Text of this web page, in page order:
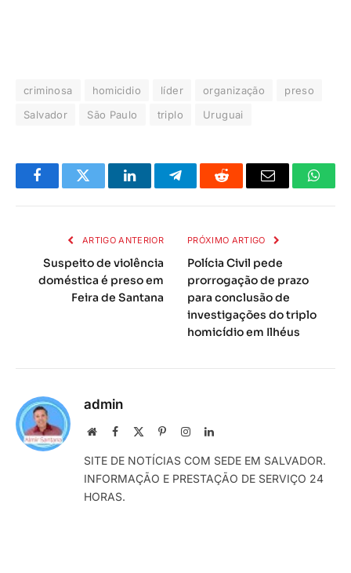
criminosa homicidio líder organização
preso
Salvador
São Paulo triplo Uruguai
FacebookTwitter LinkedInTelegramaReddit
E-
ARTIGO ANTERIOR
Suspeito de violência
doméstica é preso em
Feira de Santana
PRÓXIMO ARTIGO
Polícia Civil pede
prorrogação de prazo
para conclusão de
investigações do triplo
homicídio em Ilhéus
admin
Local
rede
Internet
Facebook PinterestInstagramLinkedIn
SITE DE NOTÍCIAS COM SEDE EM SALVADOR.
INFORMAÇÃO E PRESTAÇÃO DE SERVIÇO 24
HORAS.